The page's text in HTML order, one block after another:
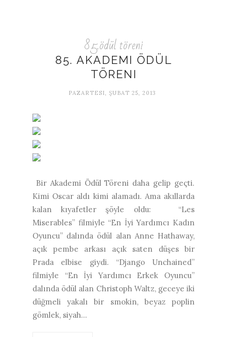
85.ödül töreni
85. AKADEMI ÖDÜL
TÖRENI
PAZARTESI, ŞUBAT 25, 2013
Bir Akademi Ödül Töreni daha gelip geçti.
Kimi Oscar aldı kimi alamadı. Ama akıllarda
kalan kıyafetler şöyle oldu: “Les
Miserables” filmiyle “En İyi Yardımcı Kadın
Oyuncu” dalında ödül alan Anne Hathaway,
açık pembe arkası açık saten düşes bir
Prada elbise giydi. “Django Unchained”
filmiyle “En İyi Yardımcı Erkek Oyuncu”
dalında ödül alan Christoph Waltz, geceye iki
düğmeli yakalı bir smokin, beyaz poplin
gömlek, siyah...